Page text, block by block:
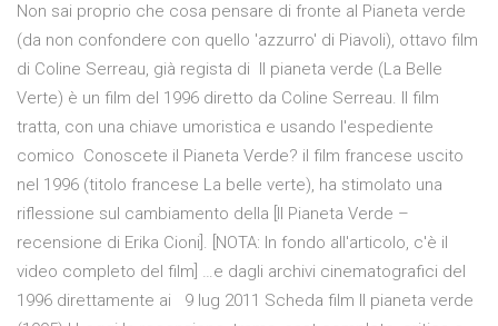
Non sai proprio che cosa pensare di fronte al Pianeta verde
(da non confondere con quello 'azzurro' di Piavoli), ottavo film
di Coline Serreau, già regista di Il pianeta verde (La Belle
Verte) è un film del 1996 diretto da Coline Serreau. Il film
tratta, con una chiave umoristica e usando l'espediente
comico Conoscete il Pianeta Verde? il film francese uscito
nel 1996 (titolo francese La belle verte), ha stimolato una
riflessione sul cambiamento della [Il Pianeta Verde –
recensione di Erika Cioni]. [NOTA: In fondo all'articolo, c'è il
video completo del film] …e dagli archivi cinematografici del
1996 direttamente ai 9 lug 2011 Scheda film Il pianeta verde